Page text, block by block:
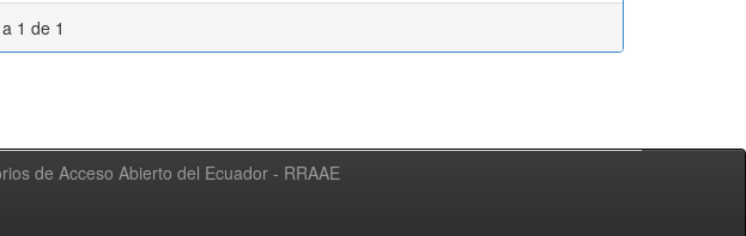
1 de 1
de Acceso Abierto del Ecuador - RRAAE